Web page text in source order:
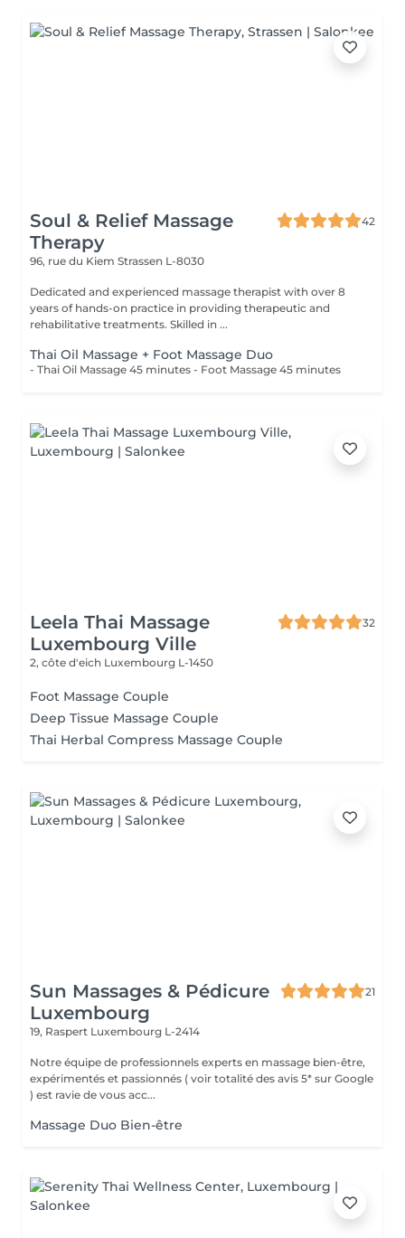
Soul & Relief Massage
Therapy
42
96, rue du Kiem Strassen L-8030
Dedicated and experienced massage therapist with over 8
years of hands-on practice in providing therapeutic and
rehabilitative treatments. Skilled in ...
Thai Oil Massage + Foot Massage Duo
- Thai Oil Massage 45 minutes - Foot Massage 45 minutes
Leela Thai Massage
Luxembourg Ville
32
2, côte d'eich Luxembourg L-1450
Foot Massage Couple
Deep Tissue Massage Couple
Thai Herbal Compress Massage Couple
Sun Massages & Pédicure
Luxembourg
21
19, Raspert Luxembourg L-2414
Notre équipe de professionnels experts en massage bien-être,
expérimentés et passionnés ( voir totalité des avis 5* sur Google
) est ravie de vous acc...
Massage Duo Bien-être